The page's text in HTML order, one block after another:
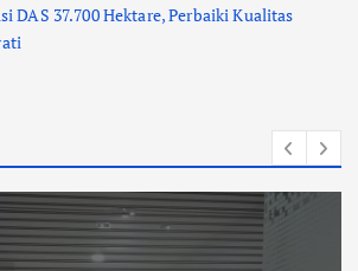
DAS 37.700 Hektare, Perbaiki Kualitas